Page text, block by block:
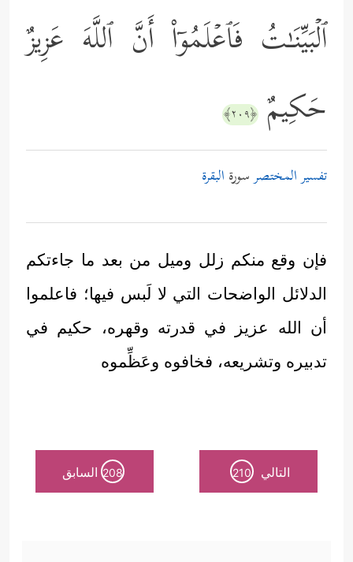
ٱلۡبَیِّنَـٰتُ فَٱعۡلَمُوۤاْ أَنَّ ٱللَّهَ عَزِیزٌ
حَكِیمٌ ﴿٢٠٩﴾
تفسير المختصرسورة البقرة
فإن وقع منكم زلل وميل من بعد ما جاءتكم
الدلائل الواضحات التي لا لَبس فيها؛ فاعلموا
أن الله عزيز في قدرته وقهره، حكيم في
تدبيره وتشريعه، فخافوه وعَظِّموه
التالي 210
208 السابق